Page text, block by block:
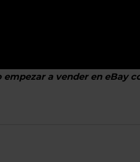
a vender en eBay